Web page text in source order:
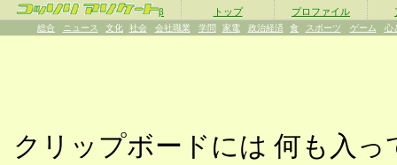
β トップ プロファイル
総合 ニュース 文化 社会 会社職業 学問 家電 政治経済 食 スポーツ ゲーム 心
クリップボードには 何も入っ